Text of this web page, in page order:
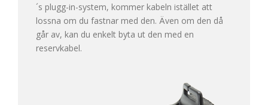
´s plugg-in-system, kommer kabeln istället att
lossna om du fastnar med den. Även om den då
går av, kan du enkelt byta ut den med en
reservkabel.